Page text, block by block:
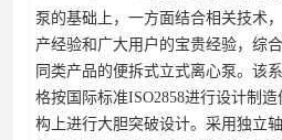
泵的基础上，一方面结合相关技术
产经验和广大用户的宝贵经验，综
同类产品的便拆式立式离心泵。该
格按国际标准ISO2858进行设计制
构上进行大胆突破设计。采用独立